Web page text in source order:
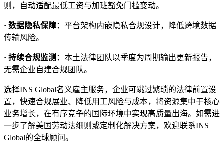
则，自动适配最低工资与加班豁免门槛变动。
· 数据隐私保障： 平台架构内嵌隐私合规设计，降低跨境数据
传输风险。
· 持续合规监测： 本土法律团队以季度为周期输出更新报告，
无需企业自建合规团队。
选择INS Global名义雇主服务，企业可跳过繁琐的法律前置设
置，快速合规展业、降低用工风险与成本，将资源集中于核心
业务增长，在有序竞争的国际环境中实现高质量出海。如需进
一步了解美国劳动法细则或定制化解决方案，欢迎联系INS
Global的全球顾问。